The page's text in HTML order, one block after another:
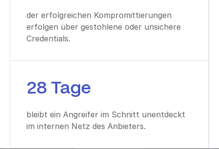
der erfolgreichen Kompromittierungen
erfolgen über gestohlene oder unsichere
Credentials.
28 Tage
bleibt ein Angreifer im Schnitt unentdeckt
im internen Netz des Anbieters.